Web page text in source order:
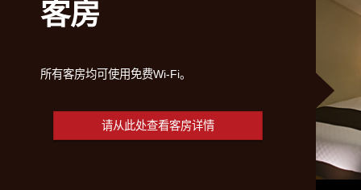
客房
所有客房均可使用免费Wi-Fi。
请从此处查看客房详情